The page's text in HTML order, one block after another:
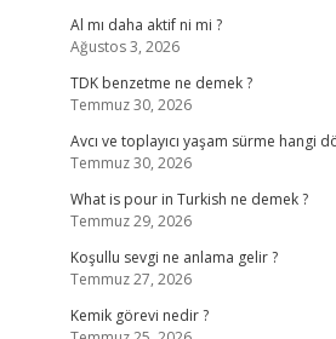
Al mı daha aktif ni mi ?
Ağustos 3, 2026
TDK benzetme ne demek ?
Temmuz 30, 2026
Avcı ve toplayıcı yaşam sürme hangi
Temmuz 30, 2026
What is pour in Turkish ne demek ?
Temmuz 29, 2026
Koşullu sevgi ne anlama gelir ?
Temmuz 27, 2026
Kemik görevi nedir ?